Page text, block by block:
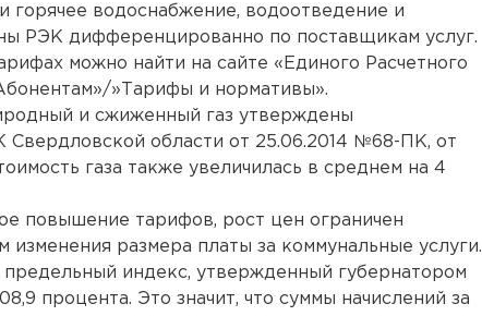
горячее водоснабжение, водоотведение и
РЭК дифференцированно по поставщикам услуг.
можно найти на сайте «Единого Расчетного
»Тарифы и нормативы».
и сжиженный газ утверждены
Свердловской области от 25.06.2014 №68-ПК, от
газа также увеличилась в среднем на 4
повышение тарифов, рост цен ограничен
изменения размера платы за коммунальные услуги.
предельный индекс, утвержденный губернатором
процента. Это значит, что суммы начислений за